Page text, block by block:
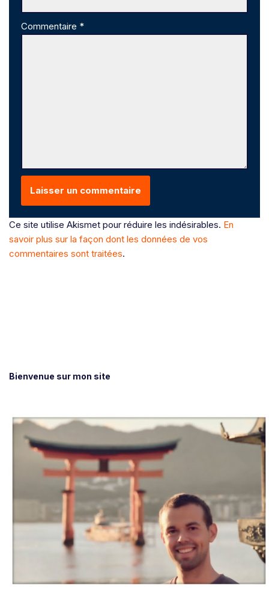
Commentaire *
Ce site utilise Akismet pour réduire les indésirables. En
savoir plus sur la façon dont les données de vos
commentaires sont traitées.
Bienvenue sur mon site